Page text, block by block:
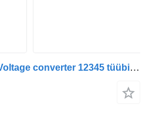
Pingemuundur Scania Voltage converter 12345 tüübi jaoks sadulveoki Scania